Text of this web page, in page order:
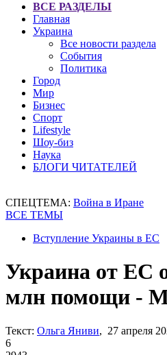
ВСЕ РАЗДЕЛЫ
Главная
Украина
Все новости раздела
События
Политика
Город
Мир
Бизнес
Спорт
Lifestyle
Шоу-биз
Наука
БЛОГИ ЧИТАТЕЛЕЙ
СПЕЦТЕМА: Война в Иране
ВСЕ ТЕМЫ
Вступление Украины в ЕС
Украина от ЕС
млн помощи -
Текст: Ольга Яниви, 27 апреля
6